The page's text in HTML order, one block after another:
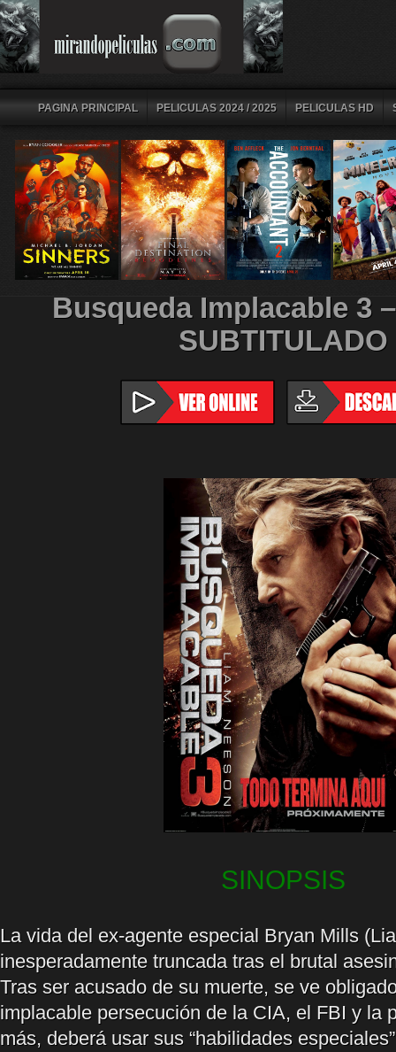
PAGINA PRINCIPAL PELICULAS 2024 / 2025 PELICULAS HD
Busqueda Implacable 3
SUBTITULADO
SINOPSIS
La vida del ex-agente especial Bryan Mills
inesperadamente truncada tras el brutal
Tras ser acusado de su muerte, se ve
implacable persecución de la CIA, el FBI y la
más, deberá usar sus “habilidades